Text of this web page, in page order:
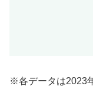
※各データは2023